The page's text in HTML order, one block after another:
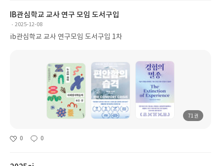
IB관심학교 교사 연구 모임 도서구입
2025-12-08
ib관심학교 교사 연구모임 도서구입 1차
71권
0 0